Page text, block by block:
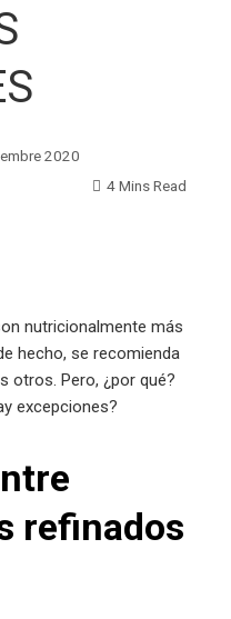
2020
4 Mins Read
nutricionalmente más
hecho, se recomienda
otros. Pero, ¿por qué?
excepciones?
refinados